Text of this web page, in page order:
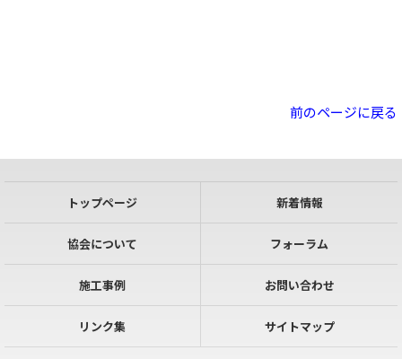
前のページに戻る
トップページ 新着情報
協会について フォーラム
施工事例 お問い合わせ
リンク集 サイトマップ